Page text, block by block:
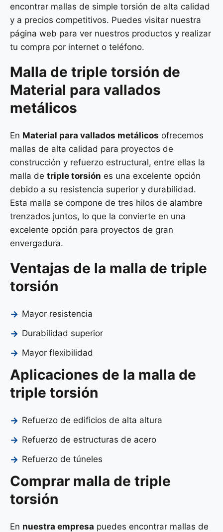
encontrar mallas de simple torsión de alta calidad
y a precios competitivos. Puedes visitar nuestra
página web para ver nuestros productos y realizar
tu compra por internet o teléfono.
Malla de triple torsión de
Material para vallados
metálicos
En Material para vallados metálicos ofrecemos
mallas de alta calidad para proyectos de
construcción y refuerzo estructural, entre ellas la
malla de triple torsión es una excelente opción
debido a su resistencia superior y durabilidad.
Esta malla se compone de tres hilos de alambre
trenzados juntos, lo que la convierte en una
excelente opción para proyectos de gran
envergadura.
Ventajas de la malla de triple
torsión
Mayor resistencia
Durabilidad superior
Mayor flexibilidad
Aplicaciones de la malla de
triple torsión
Refuerzo de edificios de alta altura
Refuerzo de estructuras de acero
Refuerzo de túneles
Comprar malla de triple
torsión
En nuestra empresa puedes encontrar mallas de